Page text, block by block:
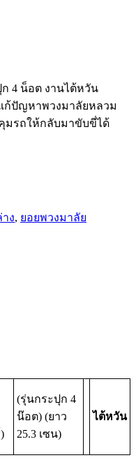
4 น็อต งานไต้หวัน
ก้ปัญหาพวงมาลัยหลวม
มรถให้กลับมาขับขี่ได้
ง, ยอยพวงมาลัย
(รุ่นกระปุก 4
น๊อต) (ยาว
25.3 เซน)
ไต้หวัน